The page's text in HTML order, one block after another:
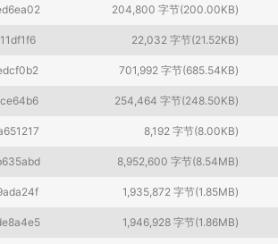
204,800 字节(200.00KB)
22,032 字节(21.52KB)
701,992 字节(685.54KB)
254,464 字节(248.50KB)
8,192 字节(8.00KB)
8,952,600 字节(8.54MB)
1,935,872 字节(1.85MB)
1,946,928 字节(1.86MB)